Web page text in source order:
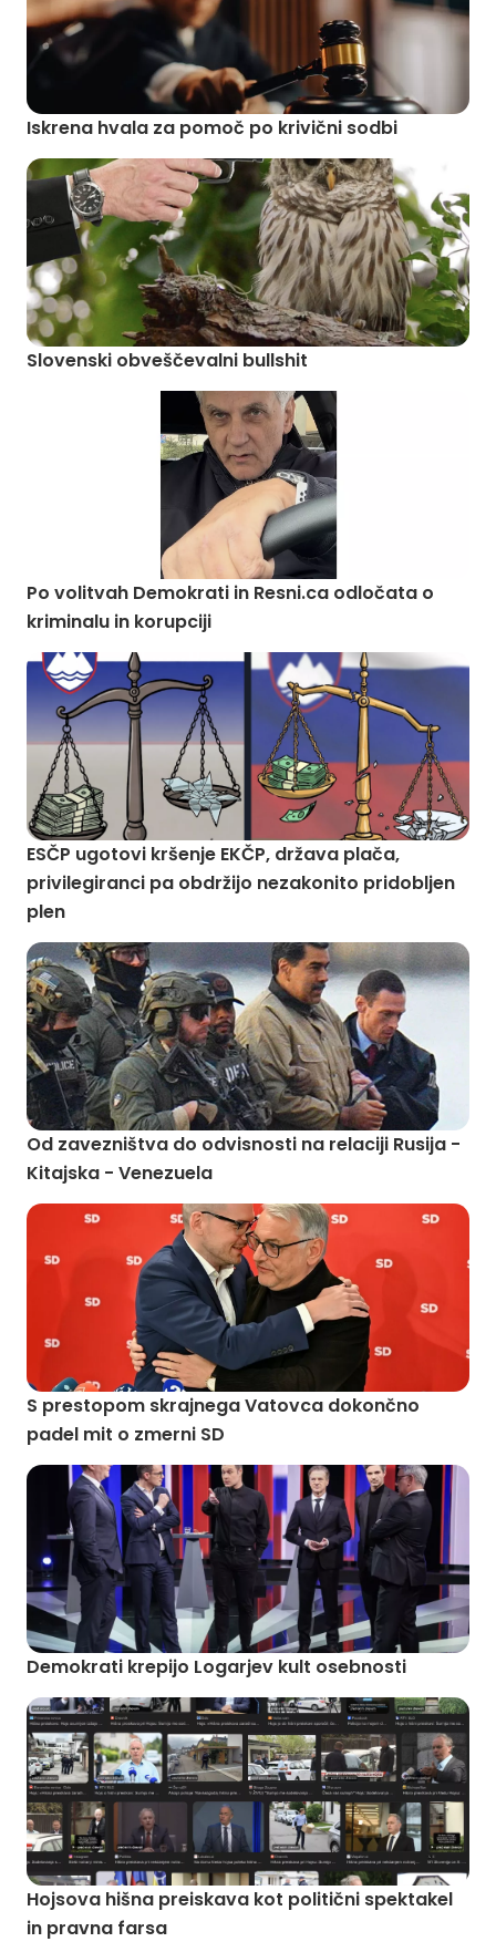
Iskrena hvala za pomoč po krivični sodbi
Slovenski obveščevalni bullshit
Po volitvah Demokrati in Resni.ca odločata o
kriminalu in korupciji
ESČP ugotovi kršenje EKČP, država plača,
privilegiranci pa obdržijo nezakonito pridobljen
plen
Od zavezništva do odvisnosti na relaciji Rusija -
Kitajska - Venezuela
S prestopom skrajnega Vatovca dokončno
padel mit o zmerni SD
Demokrati krepijo Logarjev kult osebnosti
Hojsova hišna preiskava kot politični spektakel
in pravna farsa